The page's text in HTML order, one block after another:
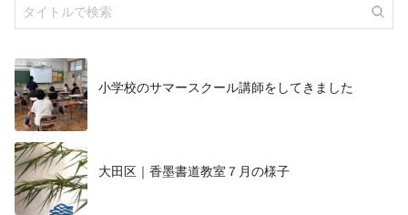
小学校のサマースクール講師をしてきました
大田区｜香墨書道教室７月の様子